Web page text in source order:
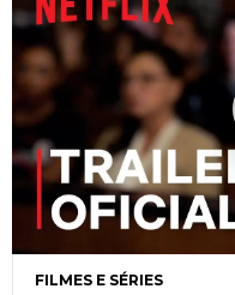
FILMES E SÉRIES